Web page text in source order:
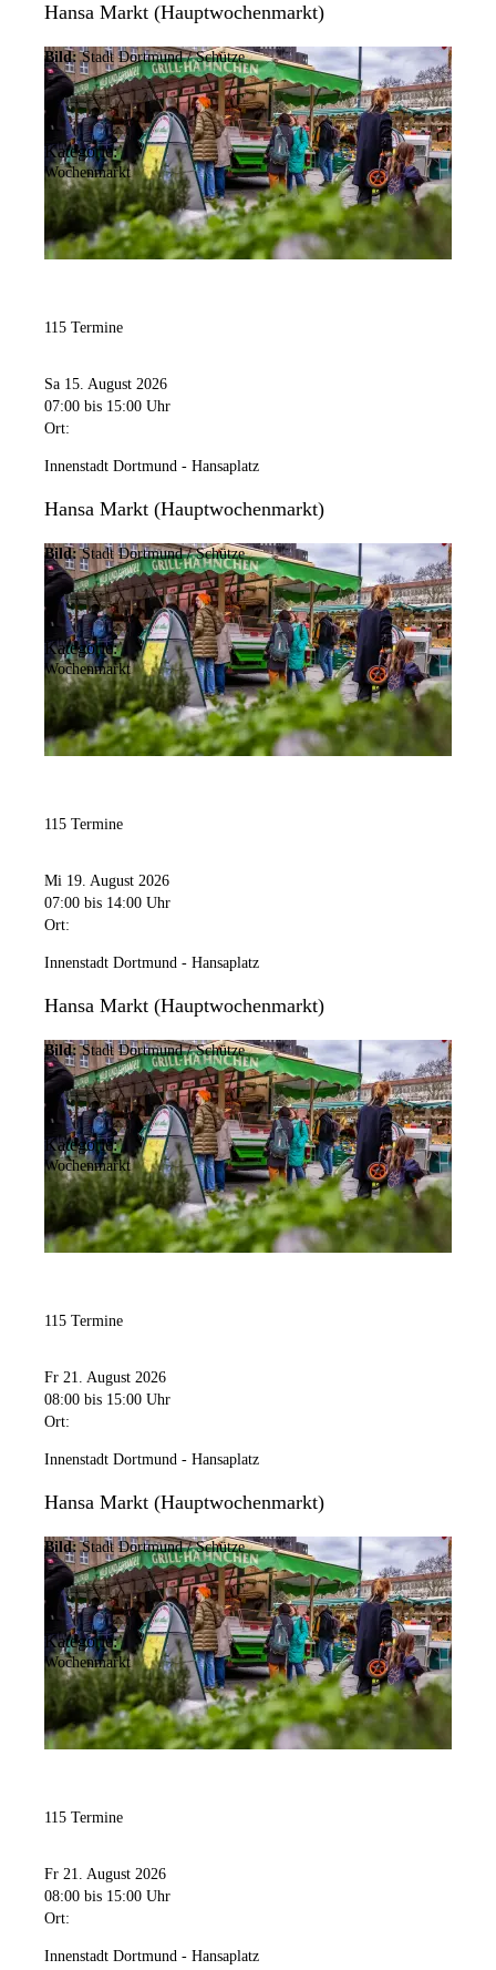
Hansa Markt (Hauptwochenmarkt)
Bild: Stadt Dortmund / Schütze
Kategorie:
Wochenmarkt
115 Termine
Sa 15. August 2026
07:00 bis 15:00 Uhr
Ort:
Innenstadt Dortmund - Hansaplatz
Hansa Markt (Hauptwochenmarkt)
Bild: Stadt Dortmund / Schütze
Kategorie:
Wochenmarkt
115 Termine
Mi 19. August 2026
07:00 bis 14:00 Uhr
Ort:
Innenstadt Dortmund - Hansaplatz
Hansa Markt (Hauptwochenmarkt)
Bild: Stadt Dortmund / Schütze
Kategorie:
Wochenmarkt
115 Termine
Fr 21. August 2026
08:00 bis 15:00 Uhr
Ort:
Innenstadt Dortmund - Hansaplatz
Hansa Markt (Hauptwochenmarkt)
Bild: Stadt Dortmund / Schütze
Kategorie:
Wochenmarkt
115 Termine
Fr 21. August 2026
08:00 bis 15:00 Uhr
Ort:
Innenstadt Dortmund - Hansaplatz